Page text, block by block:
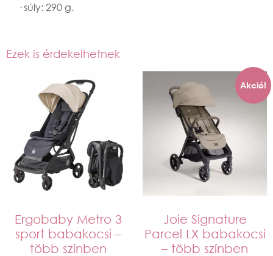
· súly: 290 g.
Ezek is érdekelhetnek
Ergobaby Metro 3
sport babakocsi –
több színben
Akció!
Joie Signature
Parcel LX babakocsi
– több színben